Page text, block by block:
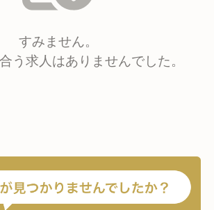
すみません。
う求人はありませんでした。